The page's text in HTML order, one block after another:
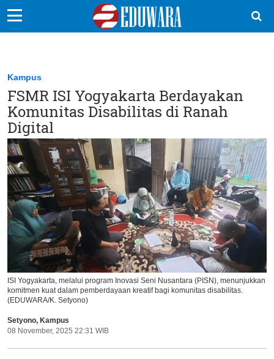
Sekolah Kita
Vokasi
Kampus
Idea
Sains
EduDana
Ikuti Kami di:
Kampus
FSMR ISI Yogyakarta Berdayakan
Komunitas Disabilitas di Ranah
Digital
ISI Yogyakarta, melalui program Inovasi Seni Nusantara (PISN), menunjukkan
komitmen kuat dalam pemberdayaan kreatif bagi komunitas disabilitas.
(EDUWARA/K. Setyono)
Setyono, Kampus
08 November, 2025 22:31 WIB